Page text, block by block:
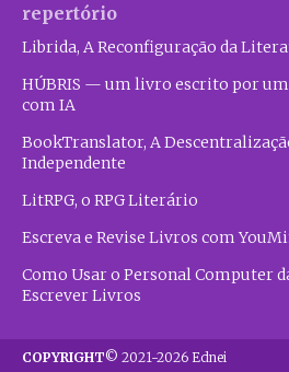
repertório
Librida, A Reconfiguração da
HÚBRIS — um livro escrito por
com IA
BookTranslator, A
Independente
LitRPG, o RPG Literário
Escreva e Revise Livros com
Como Usar o Personal Computer
Escrever Livros
COPYRIGHT© 2021-2026 Ednei